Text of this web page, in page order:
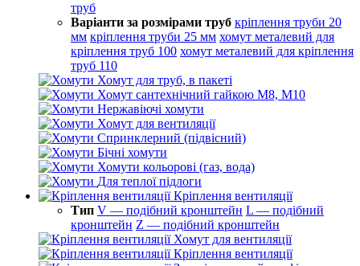
труб
Варіанти за розмірами труб кріплення труби 20
мм кріплення труби 25 мм хомут металевий для
кріплення труб 100 хомут металевий для кріплення
труб 110
Хомут для труб, в пакеті
Хомут сантехнічний гайкою М8, М10
Нержавіючі хомути
Хомут для вентиляції
Спринклерний (підвісний)
Бічні хомути
Хомути кольорові (газ, вода)
Для теплої підлоги
Кріплення вентиляції
Тип V — подібний кронштейн L — подібний
кронштейн Z — подібний кронштейн
Хомут для вентиляції
Кріплення вентиляції